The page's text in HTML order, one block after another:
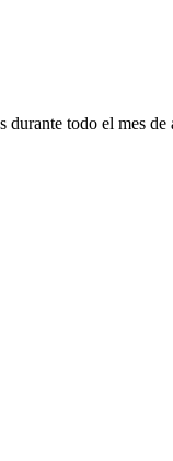
todo el mes